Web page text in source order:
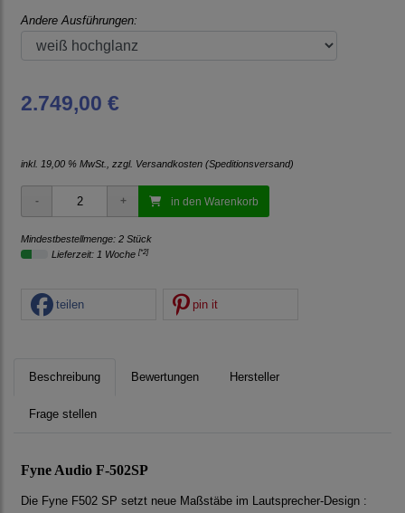
Andere Ausführungen:
2.749,00 €
inkl. 19,00 % MwSt., zzgl. Versandkosten (Speditionsversand)
in den Warenkorb
Mindestbestellmenge: 2 Stück
Lieferzeit: 1 Woche [*2]
teilen pin it
Beschreibung Bewertungen Hersteller
Frage stellen
Fyne Audio F-502SP
Die Fyne F502 SP setzt neue Maßstäbe im Lautsprecher-Design :